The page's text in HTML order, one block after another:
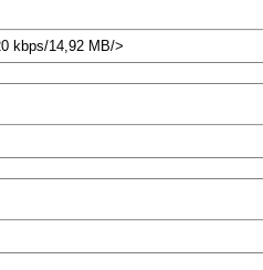
kbps/14,92 MB/>